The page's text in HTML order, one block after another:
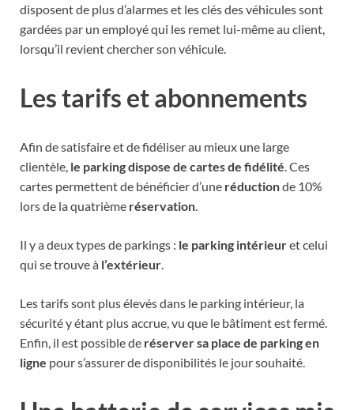
disposent de plus d’alarmes et les clés des véhicules sont
gardées par un employé qui les remet lui-même au client,
lorsqu’il revient chercher son véhicule.
Les tarifs et abonnements
Afin de satisfaire et de fidéliser au mieux une large
clientèle, le parking dispose de cartes de fidélité. Ces
cartes permettent de bénéficier d’une réductionde 10%
lors de la quatrième réservation.
Il y a deux types de parkings : le parking intérieuret celui
qui se trouve à l’extérieur.
Les tarifs sont plus élevés dans le parking intérieur, la
sécurité y étant plus accrue, vu que le bâtiment est fermé.
Enfin, il est possible de réserver sa place de parking en
ligne pour s’assurer de disponibilités le jour souhaité.